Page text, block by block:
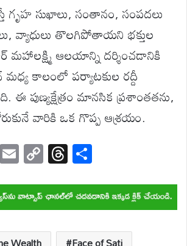
గృహ సుఖాలు, సంతానం, సంపదలు
వ్యాధులు తొలగిపోతాయని భక్తుల
మహాలక్ష్మి ఆలయాన్ని దర్శించడానికి
మధ్య కాలంలో పర్యాటకుల రద్దీ
ఈ పుణ్యక్షేత్రం మానసిక ప్రశాంతతను,
వారికి ఒక గొప్ప ఆశ్రయం.
F
ac
E
m
ail
C
o
p
y
Li
T
hr
e
a
d
ar
e